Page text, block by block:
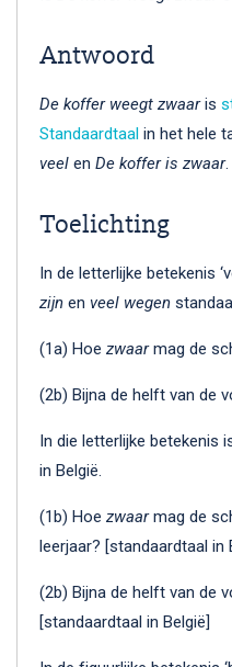
Antwoord
De koffer weegt zwaaris
Standaardtaal in het hele
veel en De koffer is zwaar.
Toelichting
In de letterlijke betekenis
zijn en veel wegen
(1a) Hoe zwaarmag de
(2b) Bijna de helft van de
In die letterlijke betekenis
in België.
(1b) Hoe zwaarmag de
leerjaar? [standaardtaal in
(2b) Bijna de helft van de
[standaardtaal in België]